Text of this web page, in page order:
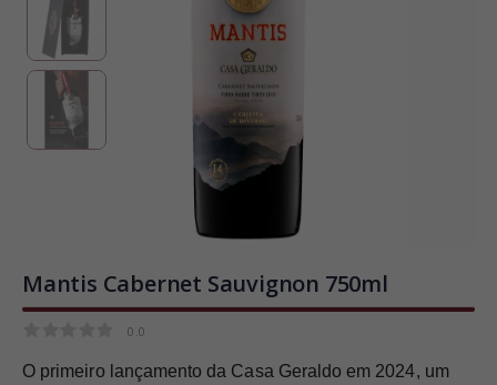
Mantis Cabernet Sauvignon 750ml
0.0
0.0
O primeiro lançamento da Casa Geraldo em 2024, um